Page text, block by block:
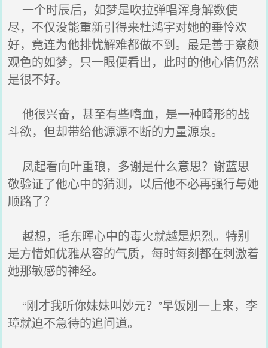
一个时辰后，如梦是吹拉弹唱浑身解数使
尽，不仅没能重新引得来杜鸿宇对她的垂怜欢
好，竟连为他排忧解难都做不到。最是善于察颜
观色的如梦，只一眼便看出，此时的他心情仍然
是很不好。
他很兴奋，甚至有些嗜血，是一种畸形的战
斗欲，但却带给他源源不断的力量源泉。
凤起看向叶重琅，多谢是什么意思？谢蓝思
敬验证了他心中的猜测，以后他不必再强行与她
顺路了？
越想，毛东晖心中的毒火就越是炽烈。特别
是方惜如优雅从容的气质，每时每刻都在刺激着
她那敏感的神经。
“刚才我听你妹妹叫妙元？”早饭刚一上来，李
璋就迫不急待的追问道。